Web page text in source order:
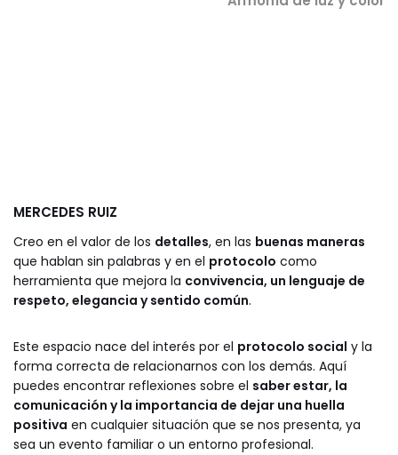
MERCEDES RUIZ
Creo en el valor de los detalles, en las buenas maneras
que hablan sin palabras y en el protocolo como
herramienta que mejora la convivencia, un lenguaje de
respeto, elegancia y sentido común.
Este espacio nace del interés por el protocolo social y la
forma correcta de relacionarnos con los demás. Aquí
puedes encontrar reflexiones sobre el saber estar, la
comunicación y la importancia de dejar una huella
positiva en cualquier situación que se nos presenta, ya
sea un evento familiar o un entorno profesional.